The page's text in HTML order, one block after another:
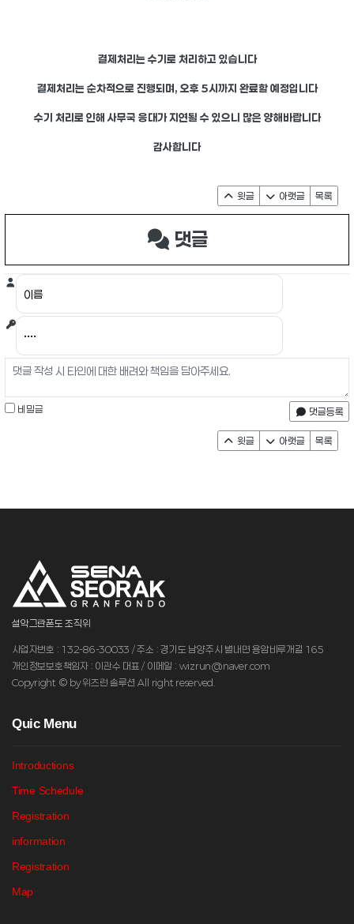
결제처리는 수기로 처리하고 있습니다
결제처리는 순차적으로 진행되며, 오후 5시까지 완료할 예정입니다
수기 처리로 인해 사무국 응대가 지연될 수 있으니 많은 양해바랍니다
감사합니다
윗글 아랫글 목록
댓글
비밀글 댓글등록
윗글 아랫글 목록
설악그란폰도 조직위
사업자번호 : 132-86-30033 / 주소 : 경기도 남양주시 별내면 용암비루개길 165
개인정보보호책임자 : 이관수 대표 / 이메일 : wizrun@naver.com
Copyright © by 위즈런 솔루션 All right reserved.
Quic Menu
Introductions
Time Schedule
Registration
information
Registration
Map